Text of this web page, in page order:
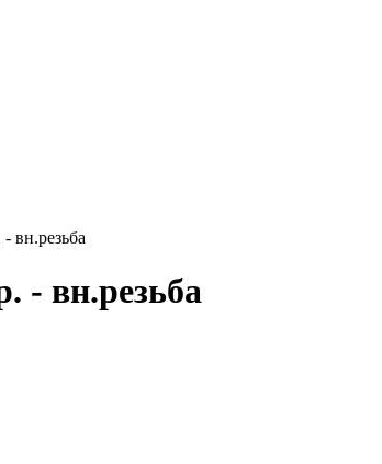
вн.резьба
- вн.резьба